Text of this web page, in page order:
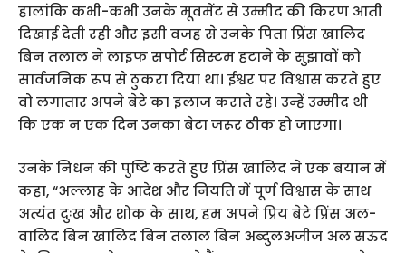
हालांकि कभी-कभी उनके मूवमेंट से उम्मीद की किरण आती
दिखाई देती रही और इसी वजह से उनके पिता प्रिंस खालिद
बिन तलाल ने लाइफ सपोर्ट सिस्टम हटाने के सुझावों को
सार्वजनिक रूप से ठुकरा दिया था। ईश्वर पर विश्वास करते हुए
वो लगातार अपने बेटे का इलाज कराते रहे। उन्हें उम्मीद थी
कि एक न एक दिन उनका बेटा जरूर ठीक हो जाएगा।
उनके निधन की पुष्टि करते हुए प्रिंस खालिद ने एक बयान में
कहा, “अल्लाह के आदेश और नियति में पूर्ण विश्वास के साथ
अत्यंत दुःख और शोक के साथ, हम अपने प्रिय बेटे प्रिंस अल-
वालिद बिन खालिद बिन तलाल बिन अब्दुलअजीज अल सऊद